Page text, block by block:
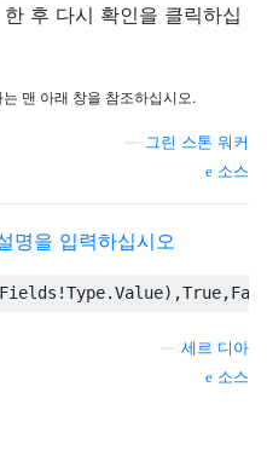
후 다시 확인을 클릭하십
맨 아래 창을 참조하십시오.
그린 스톤 워커
소스
Fields !Type.Value),True,
세르 디아
소스